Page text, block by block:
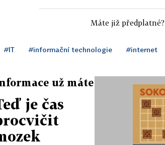
Máte již předplatné?
#IT #informační technologie #internet
už máte
je čas